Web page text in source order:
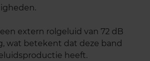
extern rolgeluid van 72 dB
wat betekent dat deze band
heeft.